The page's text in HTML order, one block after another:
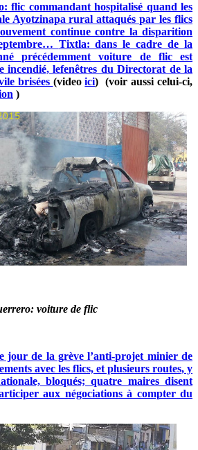
flic commandant hospitalisé quand les
Ayotzinapa rural attaqués par les flics
continue contre la disparition
Tixtla: dans le cadre de la
précédemment voiture de flic est
incendié, lefenêtres du Directorat de la
brisées (videoici) (voir aussi celui-ci,
)
voiture de flic
jour de la grève l’anti-projet minier de
avec les flics, et plusieurs routes, y
bloqués; quatre maires disent
aux négociations à compter du